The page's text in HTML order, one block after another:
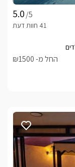
/5
החל מ- ₪1500